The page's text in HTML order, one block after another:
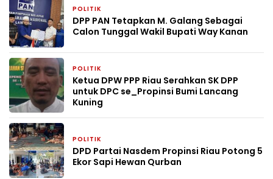
POLITIK
DPP PAN Tetapkan M. Galang Sebagai
Calon Tunggal Wakil Bupati Way Kanan
POLITIK
Ketua DPW PPP Riau Serahkan SK DPP
untuk DPC se_Propinsi Bumi Lancang
Kuning
POLITIK
DPD Partai Nasdem Propinsi Riau Potong 5
Ekor Sapi Hewan Qurban